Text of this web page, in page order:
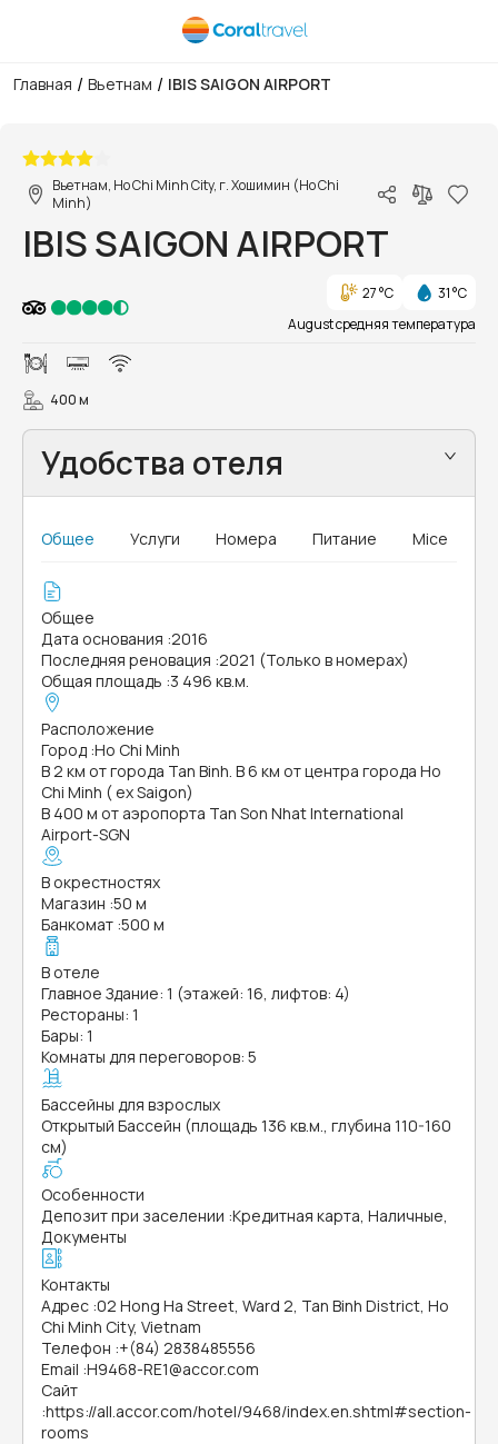
Главная / Вьетнам / IBIS SAIGON AIRPORT
Вьетнам, Ho Chi Minh City, г. Хошимин (Ho Chi
Minh)
IBIS SAIGON AIRPORT
27 °C
31 °C
August средняя температура
400 м
Удобства отеля
Общее Услуги Номера Питание Mice
Общее
Дата основания :2016
Последняя реновация :2021 (Только в номерах)
Общая площадь :3 496 кв.м.
Расположение
Город :Ho Chi Minh
В 2 км от города Tan Binh. В 6 км от центра города Ho
Chi Minh ( ex Saigon)
В 400 м от аэропорта Tan Son Nhat International
Airport-SGN
В окрестностях
Магазин :50 м
Банкомат :500 м
В отеле
Главное Здание: 1 (этажей: 16, лифтов: 4)
Рестораны: 1
Бары: 1
Комнаты для переговоров: 5
Бассейны для взрослых
Открытый Бассейн (площадь 136 кв.м., глубина 110-160
см)
Особенности
Депозит при заселении :Кредитная карта, Наличные,
Документы
Контакты
Адрес :02 Hong Ha Street, Ward 2, Tan Binh District, Ho
Chi Minh City, Vietnam
Телефон :+(84) 2838485556
Email :H9468-RE1@accor.com
Сайт
:https://all.accor.com/hotel/9468/index.en.shtml#section-
rooms